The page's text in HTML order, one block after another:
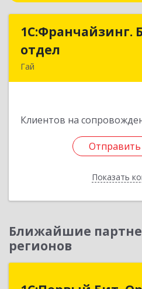
1С:Франчайзинг.
отдел
Гай
Клиентов на
Отправить
Показать
1С:Франчайзинг.
Отправить
Ближайшие
регионов